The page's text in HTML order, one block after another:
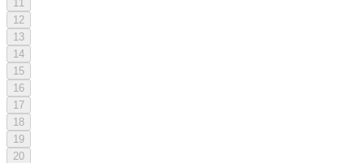
11
12
13
14
15
16
17
18
19
20